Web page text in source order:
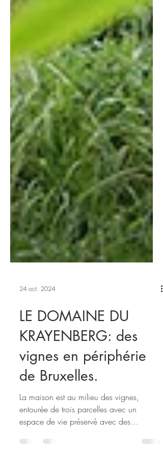
LE DOMAINE DU
KRAYENBERG: des
vignes en périphérie
de Bruxelles.
La maison est au milieu des vignes,
entourée de trois parcelles avec un
espace de vie préservé avec des